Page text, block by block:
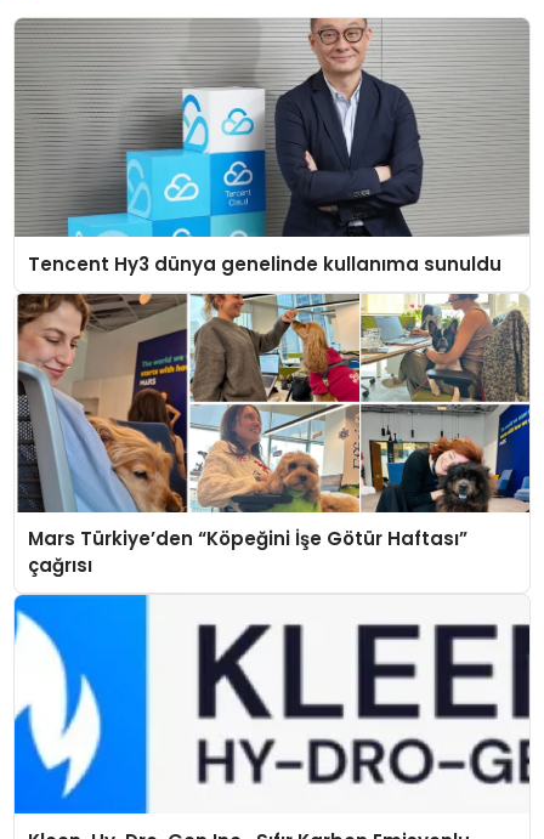
Tencent Hy3 dünya genelinde kullanıma sunuldu
Mars Türkiye’den “Köpeğini İşe Götür Haftası”
çağrısı